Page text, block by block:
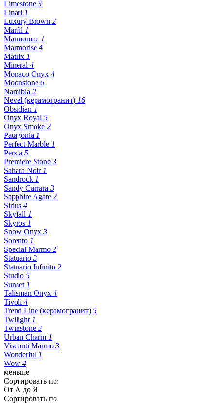
Limestone 3
Linari 1
Luxury Brown 2
Marfil 1
Marmomac 1
Marmorise 4
Matrix 1
Mineral 4
Monaco Onyx 4
Moonstone 6
Namibia 2
Nevel (керамогранит) 16
Obsidian 1
Onyx Royal 5
Onyx Smoke 2
Patagonia 1
Perfect Marble 1
Persia 5
Premiere Stone 3
Sahara Noir 1
Sandrock 1
Sandy Carrara 3
Sapphire Agate 2
Sirius 4
Skyfall 1
Skyros 1
Snow Onyx 3
Sorento 1
Special Marmo 2
Statuario 3
Statuario Infinito 2
Studio 5
Sunset 1
Talisman Onyx 4
Tivoli 4
Trend Line (керамогранит) 5
Twilight 1
Twinstone 2
Urban Charm 1
Visconti Marmo 3
Wonderful 1
Wow 4
меньше
Сортировать по:
От А до Я
Сортировать по